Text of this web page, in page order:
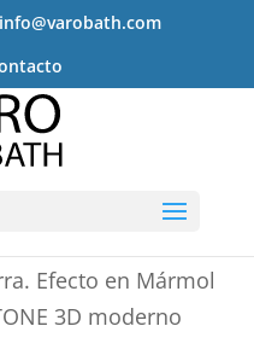
info@varobath.com
Efecto en Mármol
3D moderno